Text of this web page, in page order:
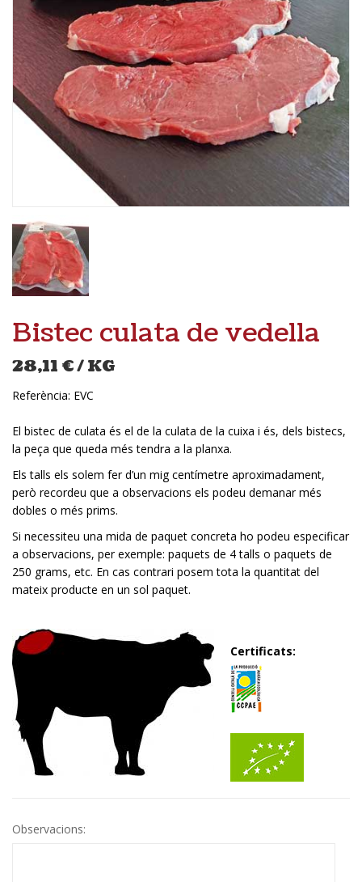
Bistec culata de vedella
28,11 €/ KG
Referència: EVC
El bistec de culata és el de la culata de la cuixa i és, dels bistecs,
la peça que queda més tendra a la planxa.
Els talls els solem fer d’un mig centímetre aproximadament,
però recordeu que a observacions els podeu demanar més
dobles o més prims.
Si necessiteu una mida de paquet concreta ho podeu especificar
a observacions, per exemple: paquets de 4 talls o paquets de
250 grams, etc. En cas contrari posem tota la quantitat del
mateix producte en un sol paquet.
Certificats:
Observacions: